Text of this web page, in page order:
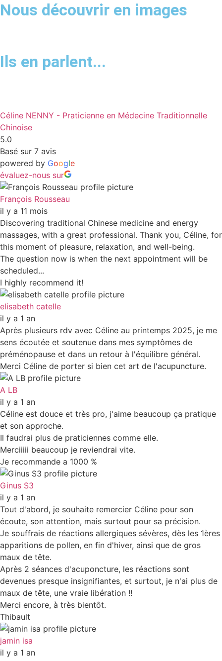
Nous découvrir en images
Ils en parlent...
Céline NENNY - Praticienne en Médecine Traditionnelle
Chinoise
5.0
Basé sur 7 avis
powered by Google
évaluez-nous sur
François Rousseau
il y a 11 mois
Discovering traditional Chinese medicine and energy
massages, with a great professional. Thank you, Céline, for
this moment of pleasure, relaxation, and well-being.
The question now is when the next appointment will be
scheduled...
I highly recommend it!
elisabeth catelle
il y a 1 an
Après plusieurs rdv avec Céline au printemps 2025, je me
sens écoutée et soutenue dans mes symptômes de
préménopause et dans un retour à l'équilibre général.
Merci Céline de porter si bien cet art de l'acupuncture.
A LB
il y a 1 an
Céline est douce et très pro, j'aime beaucoup ça pratique
et son approche.
Il faudrai plus de praticiennes comme elle.
Merciiiii beaucoup je reviendrai vite.
Je recommande a 1000 %
Ginus S3
il y a 1 an
Tout d'abord, je souhaite remercier Céline pour son
écoute, son attention, mais surtout pour sa précision.
Je souffrais de réactions allergiques sévères, dès les 1ères
apparitions de pollen, en fin d'hiver, ainsi que de gros
maux de tête.
Après 2 séances d'acuponcture, les réactions sont
devenues presque insignifiantes, et surtout, je n'ai plus de
maux de tête, une vraie libération !!
Merci encore, à très bientôt.
Thibault
jamin isa
il y a 1 an